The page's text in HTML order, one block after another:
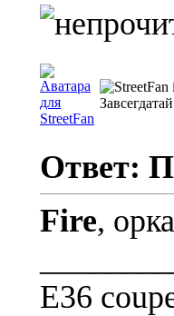
Завсегдатай
Ответ:
Fire,
E36